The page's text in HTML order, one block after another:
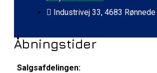
Industrivej 33, 4683 Rønnede
Åbningstider
Salgsafdelingen: